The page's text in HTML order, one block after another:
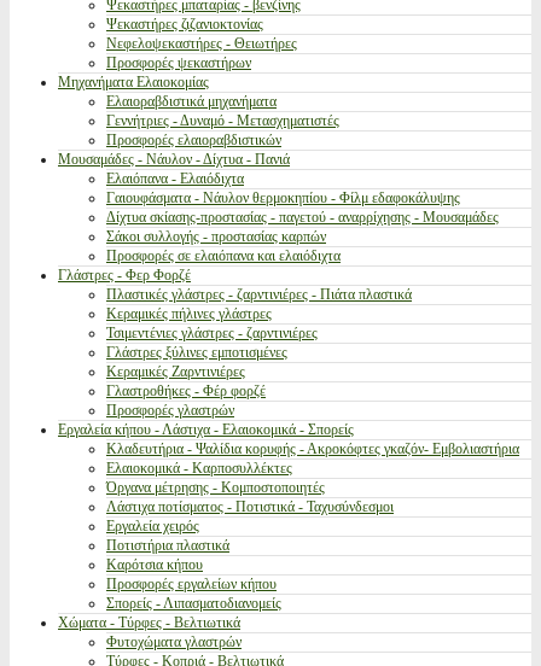
Ψεκαστήρες μπαταρίας - βενζίνης
Ψεκαστήρες ζιζανιοκτονίας
Νεφελοψεκαστήρες - Θειωτήρες
Προσφορές ψεκαστήρων
Μηχανήματα Ελαιοκομίας
Ελαιοραβδιστικά μηχανήματα
Γεννήτριες - Δυναμό - Μετασχηματιστές
Προσφορές ελαιοραβδιστικών
Μουσαμάδες - Νάυλον - Δίχτυα - Πανιά
Ελαιόπανα - Ελαιόδιχτα
Γαιουφάσματα - Νάυλον θερμοκηπίου - Φίλμ εδαφοκάλυψης
Δίχτυα σκίασης-προστασίας - παγετού - αναρρίχησης - Μουσαμάδες
Σάκοι συλλογής - προστασίας καρπών
Προσφορές σε ελαιόπανα και ελαιόδιχτα
Γλάστρες - Φερ Φορζέ
Πλαστικές γλάστρες - ζαρντινιέρες - Πιάτα πλαστικά
Κεραμικές πήλινες γλάστρες
Τσιμεντένιες γλάστρες - ζαρντινιέρες
Γλάστρες ξύλινες εμποτισμένες
Κεραμικές Ζαρντινιέρες
Γλαστροθήκες - Φέρ φορζέ
Προσφορές γλαστρών
Εργαλεία κήπου - Λάστιχα - Ελαιοκομικά - Σπορείς
Κλαδευτήρια - Ψαλίδια κορυφής - Ακροκόφτες γκαζόν- Εμβολιαστήρια
Ελαιοκομικά - Καρποσυλλέκτες
Όργανα μέτρησης - Κομποστοποιητές
Λάστιχα ποτίσματος - Ποτιστικά - Ταχυσύνδεσμοι
Εργαλεία χειρός
Ποτιστήρια πλαστικά
Καρότσια κήπου
Προσφορές εργαλείων κήπου
Σπορείς - Λιπασματοδιανομείς
Χώματα - Τύρφες - Βελτιωτικά
Φυτοχώματα γλαστρών
Τύρφες - Κοπριά - Βελτιωτικά